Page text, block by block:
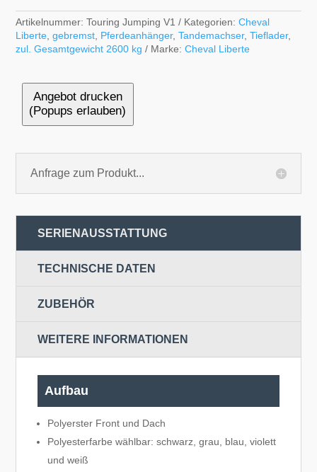
Artikelnummer:Touring Jumping V1 Kategorien:Cheval
Liberte ,gebremst Pferdeanhänger,Tandemachser,Tieflader,
zul. Gesamtgewicht 2600 kg
Marke:Cheval Liberte
Angebot drucken
(Popups erlauben)
Anfrage zum Produkt...
SERIENAUSSTATTUNG
TECHNISCHE DATEN
ZUBEHÖR
WEITERE INFORMATIONEN
Aufbau
Polyerster Front und Dach
Polyesterfarbe wählbar: schwarz, grau, blau, violett
und weiß